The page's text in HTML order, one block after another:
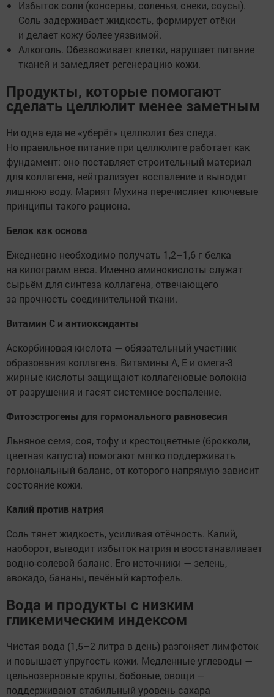
Избыток соли (консервы, соленья, снеки, соусы).
Соль задерживает жидкость, формирует отёки
и делает кожу более уязвимой.
Алкоголь. Обезвоживает клетки, нарушает питание
тканей и замедляет регенерацию кожи.
Продукты, которые помогают
сделать целлюлит менее заметным
Ни одна еда не «уберёт» целлюлит без следа.
Но правильное питание при целлюлите работает как
фундамент: оно поставляет строительный материал
для коллагена, нейтрализует воспаление и выводит
лишнюю воду. Марият Мухина перечисляет ключевые
принципы такого рациона.
Белок как основа
Ежедневно необходимо получать 1,2–1,6 г белка
на килограмм веса. Именно аминокислоты служат
сырьём для синтеза коллагена, отвечающего
за прочность соединительной ткани.
Витамин С и антиоксиданты
Аскорбиновая кислота — обязательный участник
образования коллагена. Витамины А, Е и омега-3
жирные кислоты защищают коллагеновые волокна
от разрушения и гасят системное воспаление.
Фитоэстрогены для гормонального равновесия
Льняное семя, соя, тофу и крестоцветные (брокколи,
цветная капуста) помогают мягко поддерживать
гормональный баланс, от которого напрямую зависит
состояние кожи.
Калий против натрия
Соль тянет жидкость, усиливая отёчность. Калий,
наоборот, выводит избыток натрия и восстанавливает
водно-солевой баланс. Его источники — зелень,
авокадо, бананы, печёный картофель.
Вода и продукты с низким
гликемическим индексом
Чистая вода (1,5–2 литра в день) разгоняет лимфоток
и повышает упругость кожи. Медленные углеводы —
цельнозерновые крупы, бобовые, овощи —
поддерживают стабильный уровень сахара